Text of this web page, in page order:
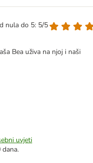
nula do 5: 5/5
Bea uživa na njoj i naši
uvjeti
dana.